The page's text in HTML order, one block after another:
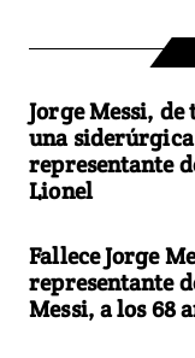
Jorge Messi,
una siderúrgica
representante
Lionel
Fallece Jorge
representante
Messi, a los 68